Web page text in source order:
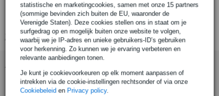
statistische en marketingcookies, samen met onze 15 partners
(sommige bevinden zich buiten de EU, waaronder de
Verenigde Staten). Deze cookies stellen ons in staat om je
surfgedrag op en mogelijk buiten onze website te volgen,
waarbij we je IP-adres en unieke gebruikers-ID’s gebruiken
voor herkenning. Zo kunnen we je ervaring verbeteren en
relevante aanbiedingen tonen.
Je kunt je cookievoorkeuren op elk moment aanpassen of
intrekken via de cookie-instellingen rechtsonder of via onze
Cookiebeleid en Privacy policy.
compenseert voor signaalverlies in effectpedalen
buitengewoon neutraal
Bekijk alle productspecificaties